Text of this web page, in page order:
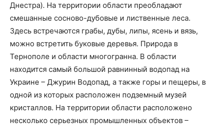
Днестра). На территории области преобладают
смешанные сосново-дубовые и лиственные леса.
Здесь встречаются грабы, дубы, липы, ясень и вязь,
можно встретить буковые деревья. Природа в
Тернополе и области многогранна. В области
находится самый большой равнинный водопад на
Украине – Джурин Водопад, а также горы и пещеры, в
одной из которых расположен подземный музей
кристаллов. На территории области расположено
несколько серьезных промышленных объектов –